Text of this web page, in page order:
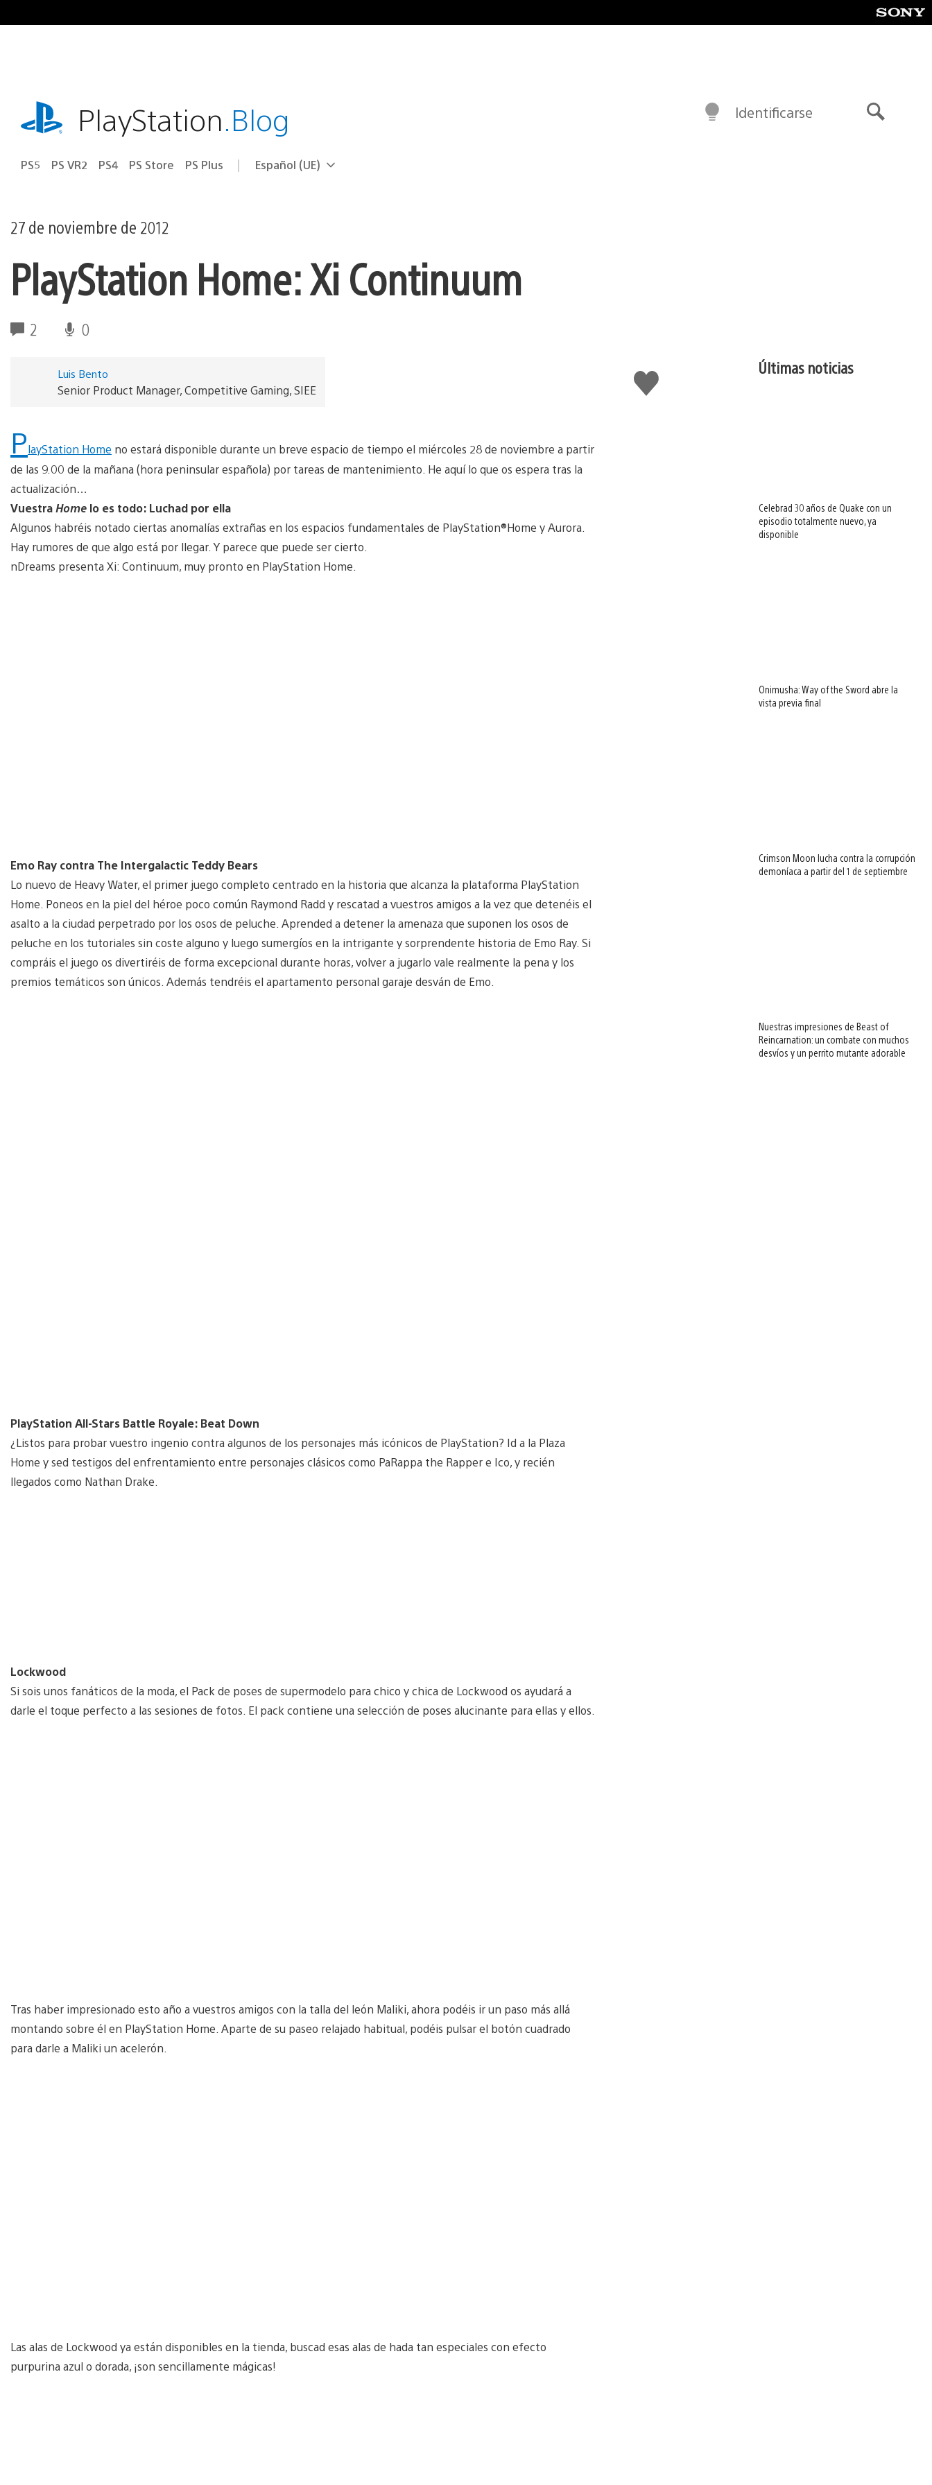
al
playstation.comPlayStation.Blog
PS5 PS VR2 PS4 PS Store PS Plus Selecciona
Región
Español (UE)
Identificarse
27 de noviembre de 2012
PlayStation Home: Xi Continuum
2 0
Me
gusta
Luis Bento
Senior Product Manager, Competitive Gaming, SIEE
PlayStation Home no estará disponible durante un breve espacio de tiempo el miércoles 28 de noviembre a partir
de las 9.00 de la mañana (hora peninsular española) por tareas de mantenimiento. He aquí lo que os espera tras la
actualización…
VuestraHome lo es todo: Luchad por ella
Algunos habréis notado ciertas anomalías extrañas en los espacios fundamentales de PlayStation®Home y Aurora.
Hay rumores de que algo está por llegar. Y parece que puede ser cierto.
nDreams presenta Xi: Continuum, muy pronto en PlayStation Home.
Emo Ray contra The Intergalactic Teddy Bears
Lo nuevo de Heavy Water, el primer juego completo centrado en la historia que alcanza la plataforma PlayStation
Home. Poneos en la piel del héroe poco común Raymond Radd y rescatad a vuestros amigos a la vez que detenéis el
asalto a la ciudad perpetrado por los osos de peluche. Aprended a detener la amenaza que suponen los osos de
peluche en los tutoriales sin coste alguno y luego sumergíos en la intrigante y sorprendente historia de Emo Ray. Si
compráis el juego os divertiréis de forma excepcional durante horas, volver a jugarlo vale realmente la pena y los
premios temáticos son únicos. Además tendréis el apartamento personal garaje desván de Emo.
PlayStation All-Stars Battle Royale: Beat Down
¿Listos para probar vuestro ingenio contra algunos de los personajes más icónicos de PlayStation? Id a la Plaza
Home y sed testigos del enfrentamiento entre personajes clásicos como PaRappa the Rapper e Ico, y recién
llegados como Nathan Drake.
Lockwood
Si sois unos fanáticos de la moda, el Pack de poses de supermodelo para chico y chica de Lockwood os ayudará a
darle el toque perfecto a las sesiones de fotos. El pack contiene una selección de poses alucinante para ellas y ellos.
Tras haber impresionado esto año a vuestros amigos con la talla del león Maliki, ahora podéis ir un paso más allá
montando sobre él en PlayStation Home. Aparte de su paseo relajado habitual, podéis pulsar el botón cuadrado
para darle a Maliki un acelerón.
Las alas de Lockwood ya están disponibles en la tienda, buscad esas alas de hada tan especiales con efecto
purpurina azul o dorada, ¡son sencillamente mágicas!
Últimas noticias
Celebrad 30 años de Quake con un
episodio totalmente nuevo, ya
disponible
Onimusha: Way of the Sword abre la
vista previa final
Crimson Moon lucha contra la corrupción
demoníaca a partir del 1 de septiembre
Nuestras impresiones de Beast of
Reincarnation: un combate con muchos
desvíos y un perrito mutante adorable